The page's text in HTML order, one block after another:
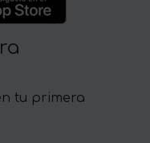
tu primera